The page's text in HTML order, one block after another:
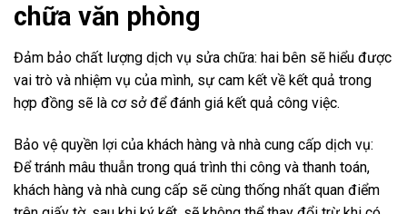
chữa văn phòng
Đảm bảo chất lượng dịch vụ sửa chữa: hai bên sẽ hiểu được
vai trò và nhiệm vụ của mình, sự cam kết về kết quả trong
hợp đồng sẽ là cơ sở để đánh giá kết quả công việc.
Bảo vệ quyền lợi của khách hàng và nhà cung cấp dịch vụ:
Để tránh mâu thuẫn trong quá trình thi công và thanh toán,
khách hàng và nhà cung cấp sẽ cùng thống nhất quan điểm